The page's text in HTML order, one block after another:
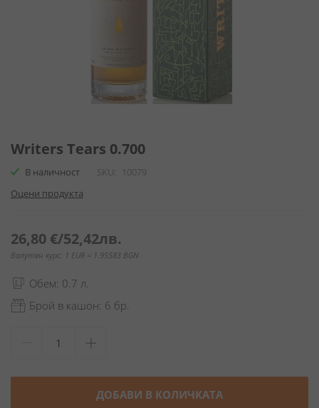
към
на
галерия
със
Writers Tears 0.700
В наличност SKU
10079
Оцени продукта
26,80 €/52,42лв.
Валутен курс: 1 EUR = 1.95583 BGN
Обем: 0.7 л.
Брой в кашон: 6 бр.
ДОБАВИ В КОЛИЧКАТА